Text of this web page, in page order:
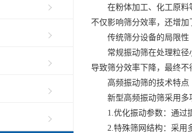
在粉体加工、化工原料等
不仅影响筛分效率，还增加
传统筛分设备的局限性
常规振动筛在处理粒径小
导致筛分效率下降，最终不
高频振动筛的技术特点
新型高频振动筛采用多
1.优化振动参数： 通过
2.特殊筛网结构： 采用